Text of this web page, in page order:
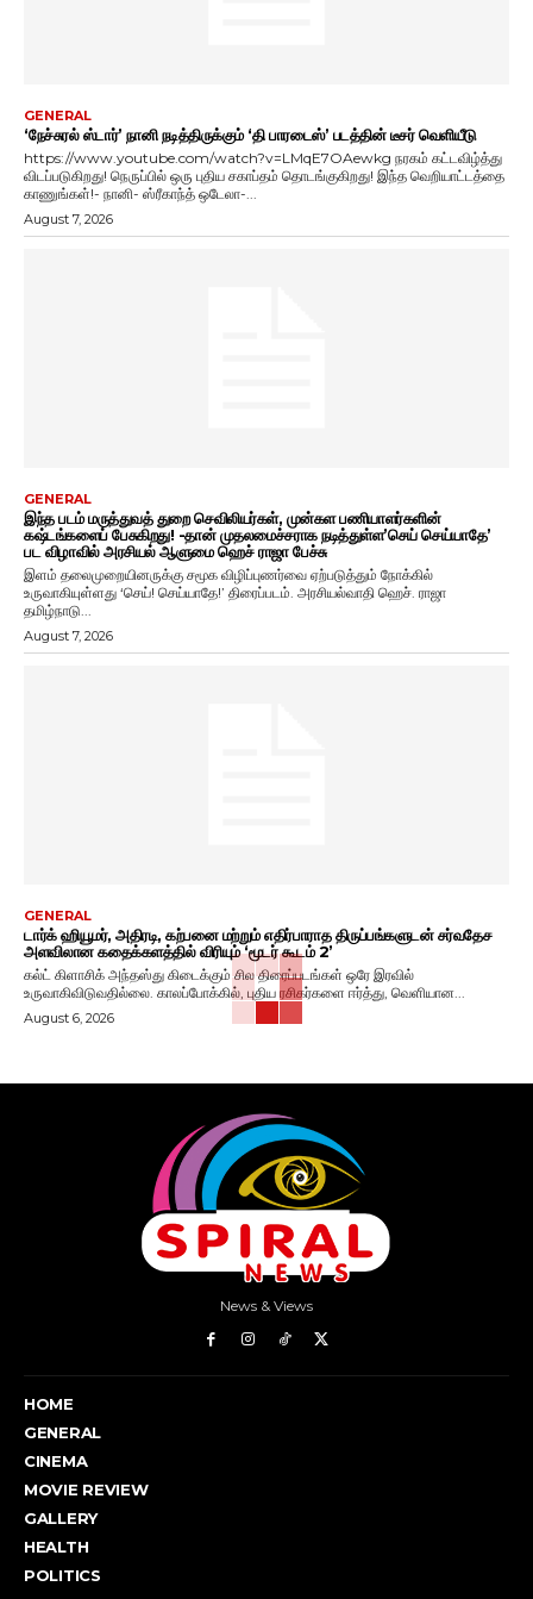
GENERAL
‘நேச்சுரல் ஸ்டார்’ நானி நடித்திருக்கும் ‘தி பாரடைஸ்’ படத்தின் டீசர் வெளியீடு
https://www.youtube.com/watch?v=LMqE7OAewkg நரகம் கட்டவிழ்த்து
விடப்படுகிறது! நெருப்பில் ஒரு புதிய சகாப்தம் தொடங்குகிறது! இந்த வெறியாட்டத்தை
காணுங்கள்!- நானி- ஸ்ரீகாந்த் ஒடேலா-...
August 7, 2026
GENERAL
இந்த படம் மருத்துவத் துறை செவிலியர்கள், முன்கள பணியாளர்களின்
கஷ்டங்களைப் பேசுகிறது! -தான் முதலமைச்சராக நடித்துள்ள’செய் செய்யாதே’
பட விழாவில் அரசியல் ஆளுமை ஹெச் ராஜா பேச்சு
இளம் தலைமுறையினருக்கு சமூக விழிப்புணர்வை ஏற்படுத்தும் நோக்கில்
உருவாகியுள்ளது ‘செய்! செய்யாதே!’ திரைப்படம். அரசியல்வாதி ஹெச். ராஜா
தமிழ்நாடு...
August 7, 2026
GENERAL
டார்க் ஹியூமர், அதிரடி, கற்பனை மற்றும் எதிர்பாராத திருப்பங்களுடன் சர்வதேச
அளவிலான கதைக்களத்தில் விரியும் ‘மூடர் கூடம் 2’
கல்ட் கிளாசிக் அந்தஸ்து கிடைக்கும் சில திரைப்படங்கள் ஒரே இரவில்
உருவாகிவிடுவதில்லை. காலப்போக்கில், புதிய ரசிகர்களை ஈர்த்து, வெளியான...
August 6, 2026
News & Views
HOME
GENERAL
CINEMA
MOVIE REVIEW
GALLERY
HEALTH
POLITICS